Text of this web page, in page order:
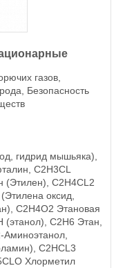
газов,
Безопасность
гидрид мышьяка),
C2H3CL
(Этилен), C2H4CL2
оксид,
C2H4O2 Этановая
(этанол), C2H6 Этан,
C2HCL3
Хлорметил